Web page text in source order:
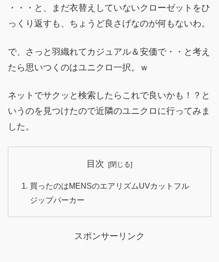
・・・と、まだ衣替えしていないクローゼットをひ
っくり返すも、ちょうど良さげなのが何もないわ。
で、さっと羽織れてカジュアル＆安価で・・と考え
たら思いつくのはユニクロ一択。ｗ
ネットでサクッと検索したらこれで良いかも！？と
いうのを見つけたので近隣のユニクロに行ってみま
した。
目次
買ったのはMENSのエアリズムUVカットフル
ジップパーカー
スポンサーリンク